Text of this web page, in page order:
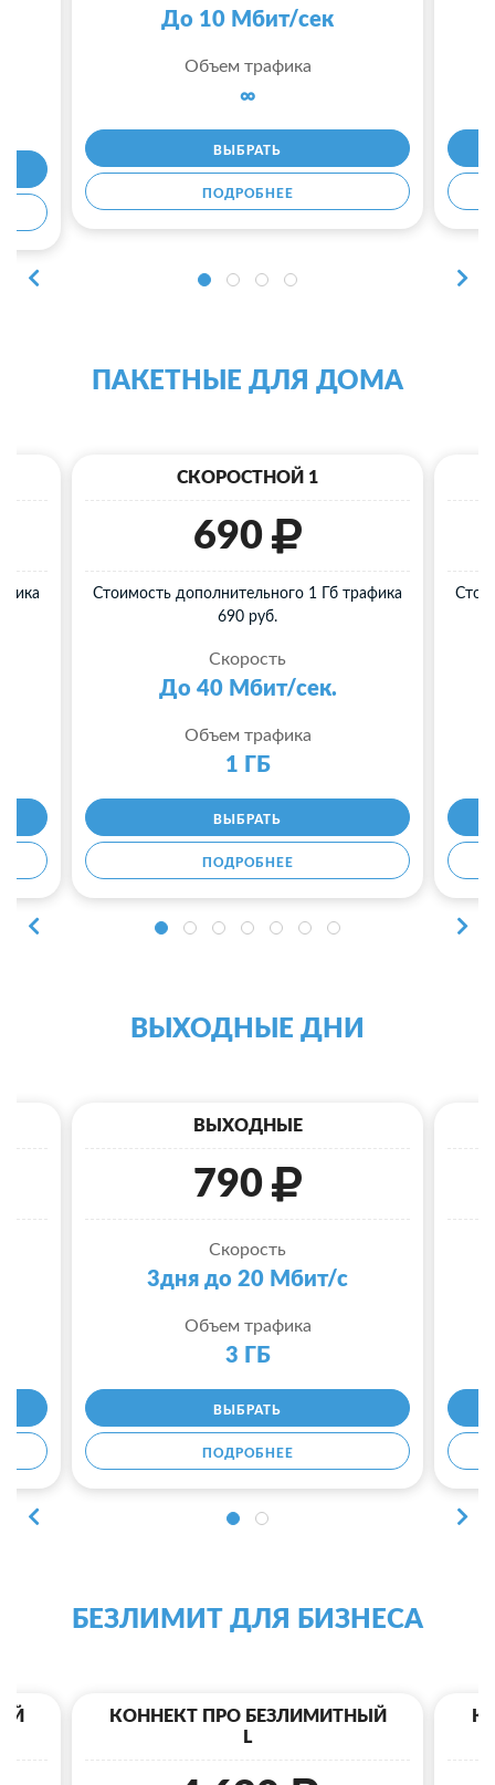
До 10 Мбит/сек
Объем трафика
∞
ВЫБРАТЬ
ПОДРОБНЕЕ
ПАКЕТНЫЕ ДЛЯ ДОМА
СКОРОСТНОЙ 1
690
Стоимость дополнительного 1 Гб трафика
690 руб.
Скорость
До 40 Мбит/сек.
Объем трафика
1 ГБ
ВЫБРАТЬ
ПОДРОБНЕЕ
ВЫХОДНЫЕ ДНИ
ВЫХОДНЫЕ
790
Скорость
3дня до 20 Мбит/с
Объем трафика
3 ГБ
ВЫБРАТЬ
ПОДРОБНЕЕ
БЕЗЛИМИТ ДЛЯ БИЗНЕСА
КОННЕКТ ПРО БЕЗЛИМИТНЫЙ
L